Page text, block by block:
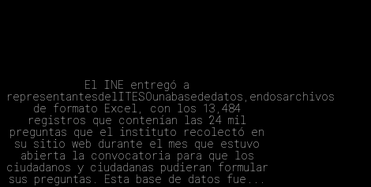
El INE entregó a
representantesdelITESOunabasededatos,endosarchivos
de formato Excel, con los 13,484
registros que contenían las 24 mil
preguntas que el instituto recolectó en
su sitio web durante el mes que estuvo
abierta la convocatoria para que los
ciudadanos y ciudadanas pudieran formular
sus preguntas. Esta base de datos fue...